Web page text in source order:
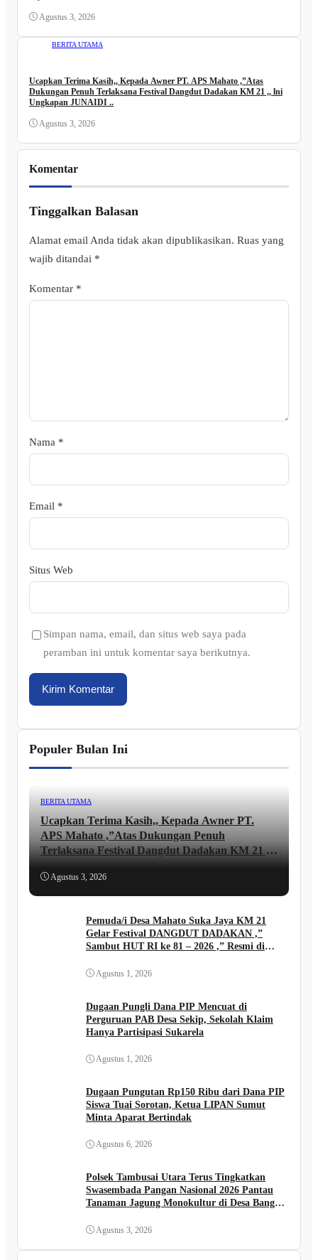
Agustus 3, 2026
BERITA UTAMA
Ucapkan Terima Kasih,, Kepada Awner PT. APS Mahato ,”Atas
Dukungan Penuh Terlaksana Festival Dangdut Dadakan KM 21 ,, lni
Ungkapan JUNAIDI ..
Agustus 3, 2026
Komentar
Tinggalkan Balasan
Alamat email Anda tidak akan dipublikasikan. Ruas yang
wajib ditandai *
Komentar *
Nama *
Email *
Situs Web
Simpan nama, email, dan situs web saya pada
peramban ini untuk komentar saya berikutnya.
Populer Bulan Ini
BERITA UTAMA
Ucapkan Terima Kasih,, Kepada Awner PT.
APS Mahato ,”Atas Dukungan Penuh
Terlaksana Festival Dangdut Dadakan KM 21 ,,
lni Ungkapan JUNAIDI ..
Agustus 3, 2026
Pemuda/i Desa Mahato Suka Jaya KM 21
Gelar Festival DANGDUT DADAKAN ,”
Sambut HUT RI ke 81 – 2026 ,” Resmi di
Agustus 1, 2026
Dugaan Pungli Dana PIP Mencuat di
Perguruan PAB Desa Sekip, Sekolah Klaim
Hanya Partisipasi Sukarela
Agustus 1, 2026
Dugaan Pungutan Rp150 Ribu dari Dana PIP
Siswa Tuai Sorotan, Ketua LIPAN Sumut
Minta Aparat Bertindak
Agustus 6, 2026
Polsek Tambusai Utara Terus Tingkatkan
Swasembada Pangan Nasional 2026 Pantau
Tanaman Jagung Monokultur di Desa Bangun
Agustus 3, 2026